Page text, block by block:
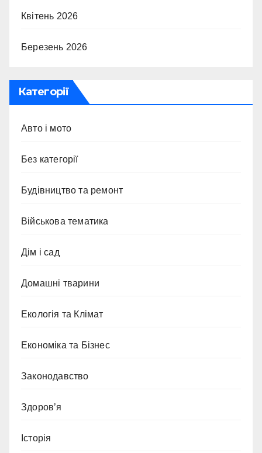
Квітень 2026
Березень 2026
Категорії
Авто і мото
Без категорії
Будівництво та ремонт
Військова тематика
Дім і сад
Домашні тварини
Екологія та Клімат
Економіка та Бізнес
Законодавство
Здоров’я
Історія